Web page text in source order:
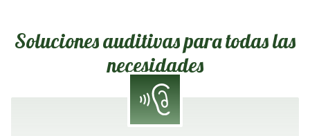
Soluciones auditivas para todas las
necesidades